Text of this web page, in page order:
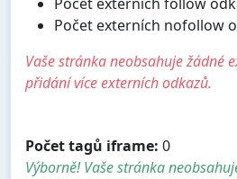
Počet externích nofollow
Vaše stránka neobsahuje žádné
přidání více externích odkazů.
Počet tagů iframe: 0
Výborně! Vaše stránka